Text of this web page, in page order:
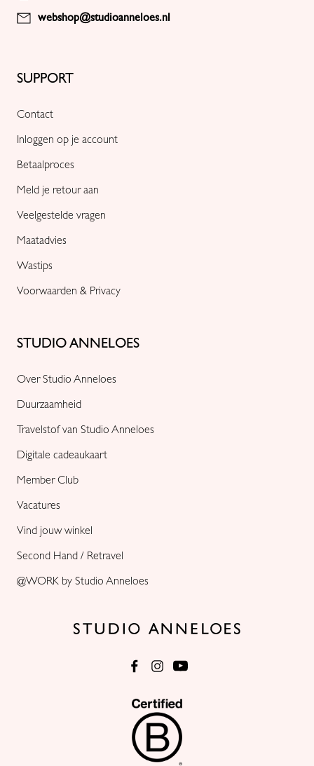
STUDIO ANNELOES
Over Studio Anneloes
Duurzaamheid
Travelstof van Studio Anneloes
Digitale cadeaukaart
Member Club
Vacatures
Vind jouw winkel
Second Hand / Retravel
@WORK by Studio Anneloes
SUPPORT
Contact
Inloggen op je account
Betaalproces
Meld je retour aan
Veelgestelde vragen
Maatadvies
Wastips
Voorwaarden & Privacy
webshop@studioanneloes.nl